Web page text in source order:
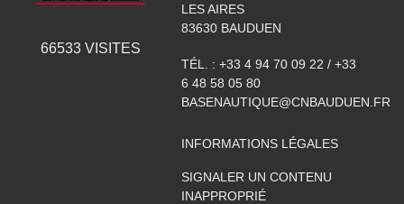
66533VISITES
LES AIRES
83630 BAUDUEN
TÉL. : +33 4 94 70 09 22 / +33
6 48 58 05 80
BASENAUTIQUE@CNBAUDUEN.FR
INFORMATIONS LÉGALES
SIGNALER UN CONTENU
INAPPROPRIÉ